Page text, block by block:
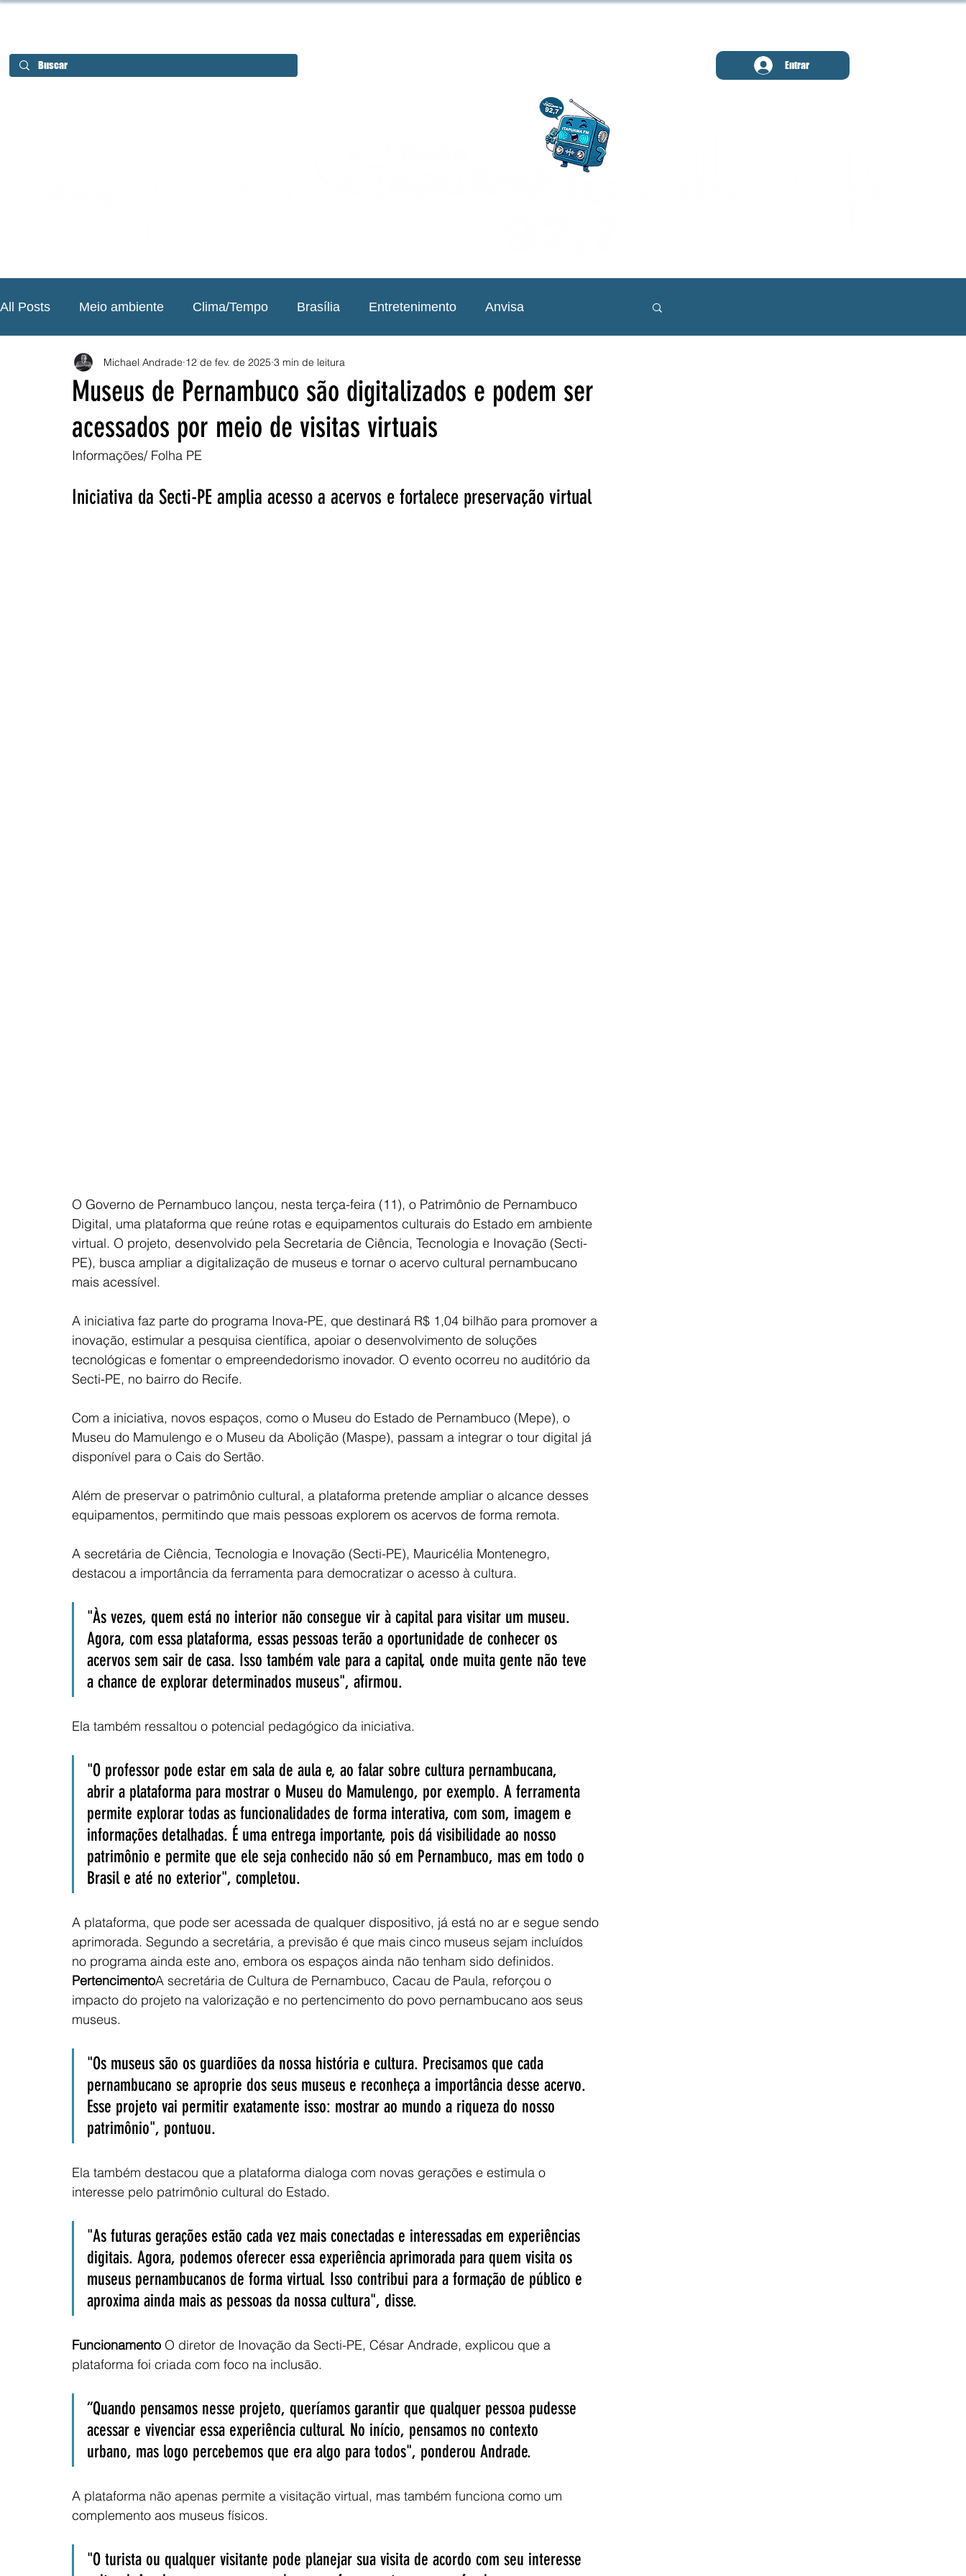
Entrar
All Posts Meio ambiente Clima/Tempo Brasília Entretenimento Anvisa
Governo Federal Emprego Trânsito Benefício
Solidariedade Drogas BETS Compesa Acessibilidade
Museus de Pernambuco são digitalizados e podem ser
acessados por meio de visitas virtuais
Michael Andrade 12 de fev. de 2025 3 min de leitura
Informações/ Folha PE
Iniciativa da Secti-PE amplia acesso a acervos e fortalece preservação virtual
O Governo de Pernambuco lançou, nesta terça-feira (11), o Patrimônio de Pernambuco
Digital, uma plataforma que reúne rotas e equipamentos culturais do Estado em ambiente
virtual. O projeto, desenvolvido pela Secretaria de Ciência, Tecnologia e Inovação (Secti-
PE), busca ampliar a digitalização de museus e tornar o acervo cultural pernambucano
mais acessível.
A iniciativa faz parte do programa Inova-PE, que destinará R$ 1,04 bilhão para promover a
inovação, estimular a pesquisa científica, apoiar o desenvolvimento de soluções
tecnológicas e fomentar o empreendedorismo inovador. O evento ocorreu no auditório da
Secti-PE, no bairro do Recife.
Com a iniciativa, novos espaços, como o Museu do Estado de Pernambuco (Mepe), o
Museu do Mamulengo e o Museu da Abolição (Maspe), passam a integrar o tour digital já
disponível para o Cais do Sertão.
Além de preservar o patrimônio cultural, a plataforma pretende ampliar o alcance desses
equipamentos, permitindo que mais pessoas explorem os acervos de forma remota.
A secretária de Ciência, Tecnologia e Inovação (Secti-PE), Mauricélia Montenegro,
destacou a importância da ferramenta para democratizar o acesso à cultura.
"Às vezes, quem está no interior não consegue vir à capital para visitar um museu.
Agora, com essa plataforma, essas pessoas terão a oportunidade de conhecer os
acervos sem sair de casa. Isso também vale para a capital, onde muita gente não teve
a chance de explorar determinados museus", afirmou.
Ela também ressaltou o potencial pedagógico da iniciativa.
"O professor pode estar em sala de aula e, ao falar sobre cultura pernambucana,
abrir a plataforma para mostrar o Museu do Mamulengo, por exemplo. A ferramenta
permite explorar todas as funcionalidades de forma interativa, com som, imagem e
informações detalhadas. É uma entrega importante, pois dá visibilidade ao nosso
patrimônio e permite que ele seja conhecido não só em Pernambuco, mas em todo o
Brasil e até no exterior", completou.
A plataforma, que pode ser acessada de qualquer dispositivo, já está no ar e segue sendo
aprimorada. Segundo a secretária, a previsão é que mais cinco museus sejam incluídos
no programa ainda este ano, embora os espaços ainda não tenham sido definidos.
PertencimentoA secretária de Cultura de Pernambuco, Cacau de Paula, reforçou o
impacto do projeto na valorização e no pertencimento do povo pernambucano aos seus
museus.
"Os museus são os guardiões da nossa história e cultura. Precisamos que cada
pernambucano se aproprie dos seus museus e reconheça a importância desse acervo.
Esse projeto vai permitir exatamente isso: mostrar ao mundo a riqueza do nosso
patrimônio", pontuou.
Ela também destacou que a plataforma dialoga com novas gerações e estimula o
interesse pelo patrimônio cultural do Estado.
"As futuras gerações estão cada vez mais conectadas e interessadas em experiências
digitais. Agora, podemos oferecer essa experiência aprimorada para quem visita os
museus pernambucanos de forma virtual. Isso contribui para a formação de público e
aproxima ainda mais as pessoas da nossa cultura", disse.
Funcionamento O diretor de Inovação da Secti-PE, César Andrade, explicou que a
plataforma foi criada com foco na inclusão.
“Quando pensamos nesse projeto, queríamos garantir que qualquer pessoa pudesse
acessar e vivenciar essa experiência cultural. No início, pensamos no contexto
urbano, mas logo percebemos que era algo para todos", ponderou Andrade.
A plataforma não apenas permite a visitação virtual, mas também funciona como um
complemento aos museus físicos.
"O turista ou qualquer visitante pode planejar sua visita de acordo com seu interesse